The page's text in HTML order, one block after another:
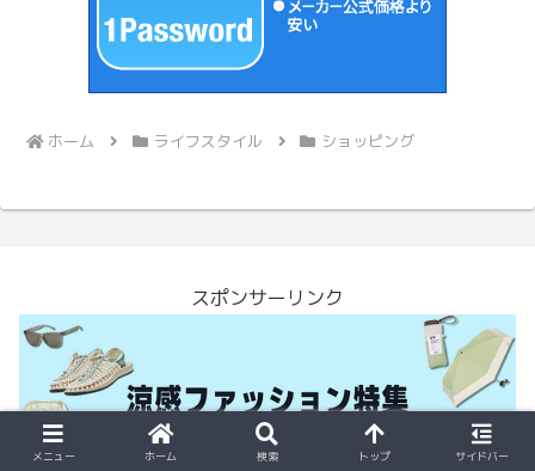
ホーム ライフスタイル ショッピング
スポンサーリンク
メニュー ホーム 検索 トップ サイドバー